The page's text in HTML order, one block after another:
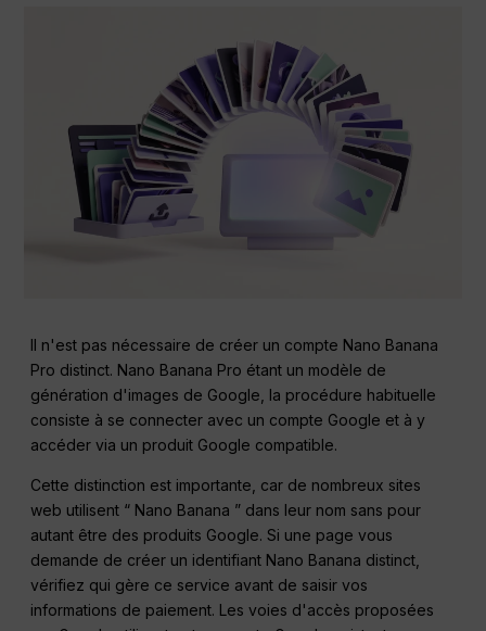
Il n'est pas nécessaire de créer un compte Nano Banana
Pro distinct. Nano Banana Pro étant un modèle de
génération d'images de Google, la procédure habituelle
consiste à se connecter avec un compte Google et à y
accéder via un produit Google compatible.
Cette distinction est importante, car de nombreux sites
web utilisent “ Nano Banana ” dans leur nom sans pour
autant être des produits Google. Si une page vous
demande de créer un identifiant Nano Banana distinct,
vérifiez qui gère ce service avant de saisir vos
informations de paiement. Les voies d'accès proposées